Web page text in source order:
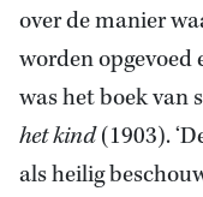
over de manier
worden opgevoed
was het boek van
het kind(1903).
als heilig